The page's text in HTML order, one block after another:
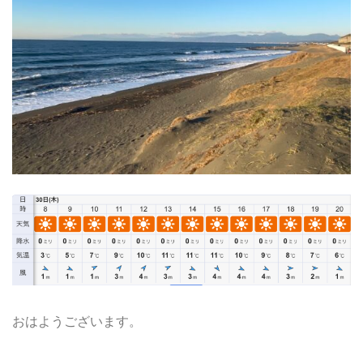
おはようございます。